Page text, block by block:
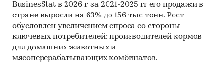
BusinesStat в 2026 г, за 2021-2025 гг его продажи в
стране выросли на 63% до 156 тыс тонн. Рост
обусловлен увеличением спроса со стороны
ключевых потребителей: производителей кормов
для домашних животных и
мясоперерабатывающих комбинатов.